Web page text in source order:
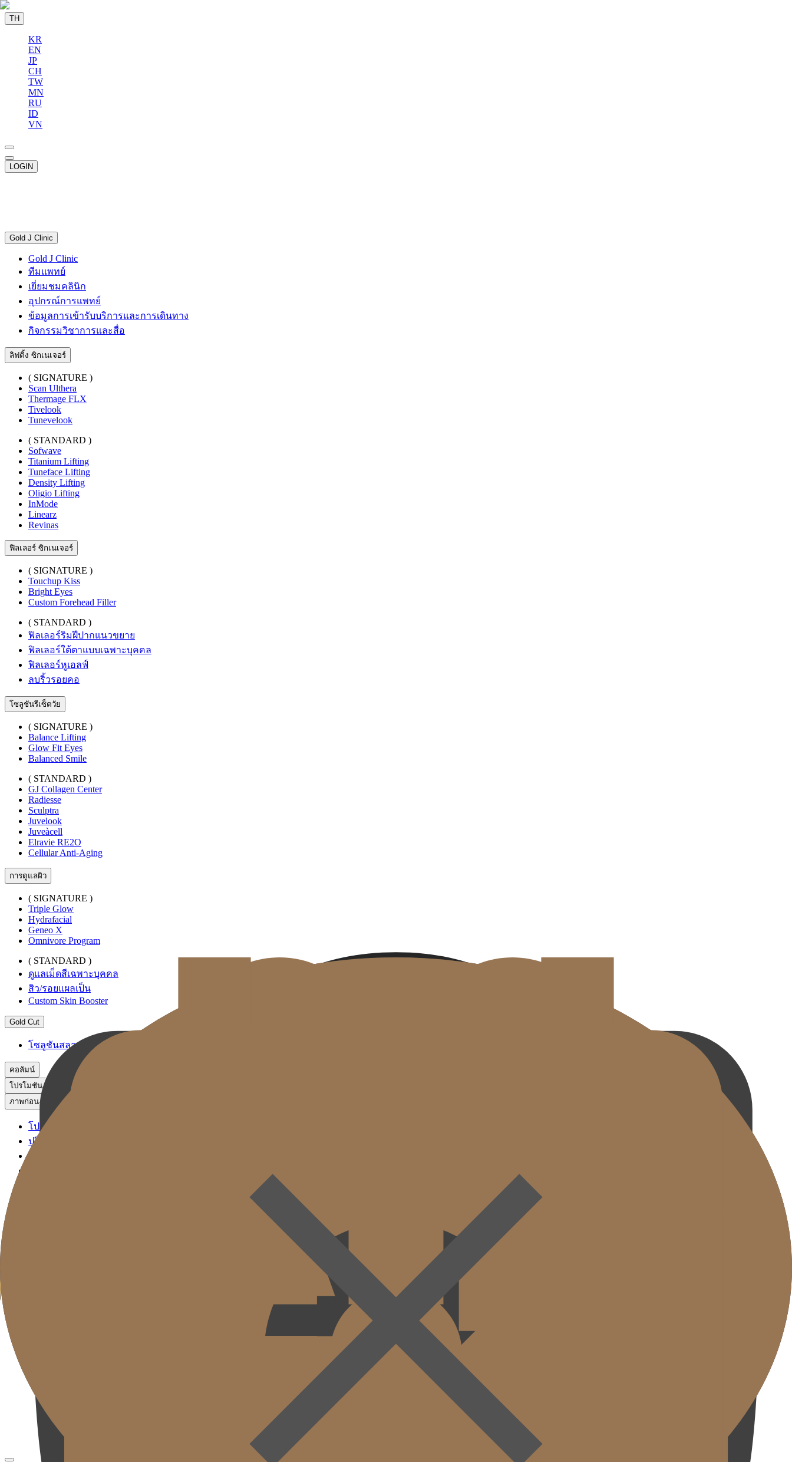
TH
KR
EN
JP
CH
TW
MN
RU
ID
VN
LOGIN
Gold J Clinic
Gold J Clinic
ทีมแพทย์
เยี่ยมชมคลินิก
อุปกรณ์การแพทย์
ข้อมูลการเข้ารับบริการและการเดินทาง
กิจกรรมวิชาการและสื่อ
ลิฟติ้ง ซิกเนเจอร์
( SIGNATURE )
Scan Ulthera
Thermage FLX
Tivelook
Tunevelook
( STANDARD )
Sofwave
Titanium Lifting
Tuneface Lifting
Density Lifting
Oligio Lifting
InMode
Linearz
Revinas
ฟิลเลอร์ ซิกเนเจอร์
( SIGNATURE )
Touchup Kiss
Bright Eyes
Custom Forehead Filler
( STANDARD )
ฟิลเลอร์ริมฝีปากแนวขยาย
ฟิลเลอร์ใต้ตาแบบเฉพาะบุคคล
ฟิลเลอร์หูเอลฟ์
ลบริ้วรอยคอ
โซลูชันรีเซ็ตวัย
( SIGNATURE )
Balance Lifting
Glow Fit Eyes
Balanced Smile
( STANDARD )
GJ Collagen Center
Radiesse
Sculptra
Juvelook
Juveàcell
Elravie RE2O
Cellular Anti-Aging
การดูแลผิว
( SIGNATURE )
Triple Glow
Hydrafacial
Geneo X
Omnivore Program
( STANDARD )
ดูแลเม็ดสีเฉพาะบุคคล
สิว/รอยแผลเป็น
Custom Skin Booster
Gold Cut
โซลูชันสลายไขมันระดับพรีเมียม
คอลัมน์
โปรโมชัน
ภาพก่อน-หลัง
โปรโมชัน
ปรึกษาผ่าน KakaoTalk
CH
TW
MN
RU
ID
VN